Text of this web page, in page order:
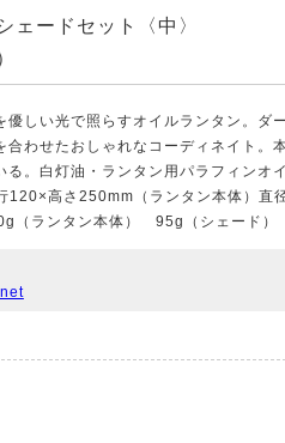
ェードセット〈中〉
優しい光で照らすオイルランタン。ダ
合わせたおしゃれなコーディネイト。
る。白灯油・ランタン用パラフィンオ
120×高さ250mm（ランタン本体）直
（ランタン本体） 95g（シェード）